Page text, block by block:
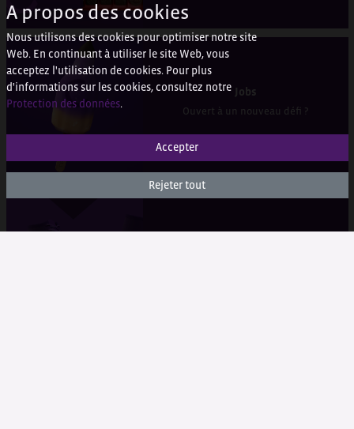
Jobs
Ouvert à un nouveau défi ?
A propos des cookies
Nous utilisons des cookies pour optimiser notre site
Web. En continuant à utiliser le site Web, vous
acceptez l'utilisation de cookies. Pour plus
d'informations sur les cookies, consultez notre
Protection des données.
Accepter
Rejeter tout